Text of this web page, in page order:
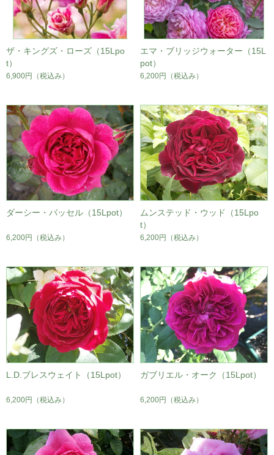
ザ・キングズ・ローズ（15Lpo
t）
6,900円 （税込み）
エマ・ブリッジウォーター（15L
pot）
6,200円 （税込み）
ダーシー・バッセル（15Lpot）
6,200円 （税込み）
ムンステッド・ウッド（15Lpo
t）
6,200円 （税込み）
L.D.ブレスウェイト（15Lpot）
6,200円 （税込み）
ガブリエル・オーク（15Lpot）
6,200円 （税込み）